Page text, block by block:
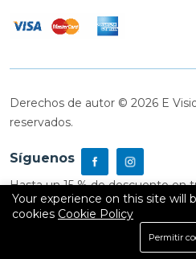
Derechos de autor © 2026 E
reservados.
Síguenos
Hasta un 15 % de descuento en
Carrito
Your experience on this site will
cookies Cookie Policy
Permitir